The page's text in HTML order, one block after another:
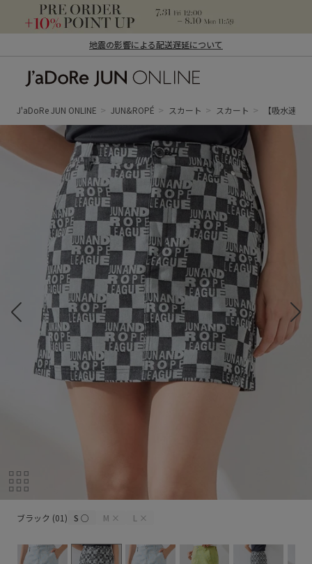
地震の影響による配送遅延について
ン オンライン）
J'aDoRe JUN ONLINE JUN&ROPÉ スカート スカート 【吸水速乾
ブラック (01) S○ M × L ×